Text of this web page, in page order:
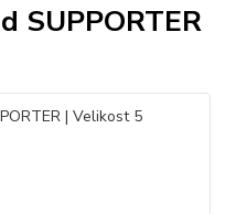
SUPPORTER